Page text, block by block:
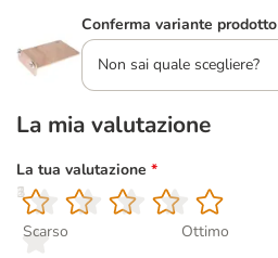
Conferma variante prodotto
Non sai quale scegliere?
La mia valutazione
La tua valutazione *
1
Scarso
2
3
4
5
Ottimo